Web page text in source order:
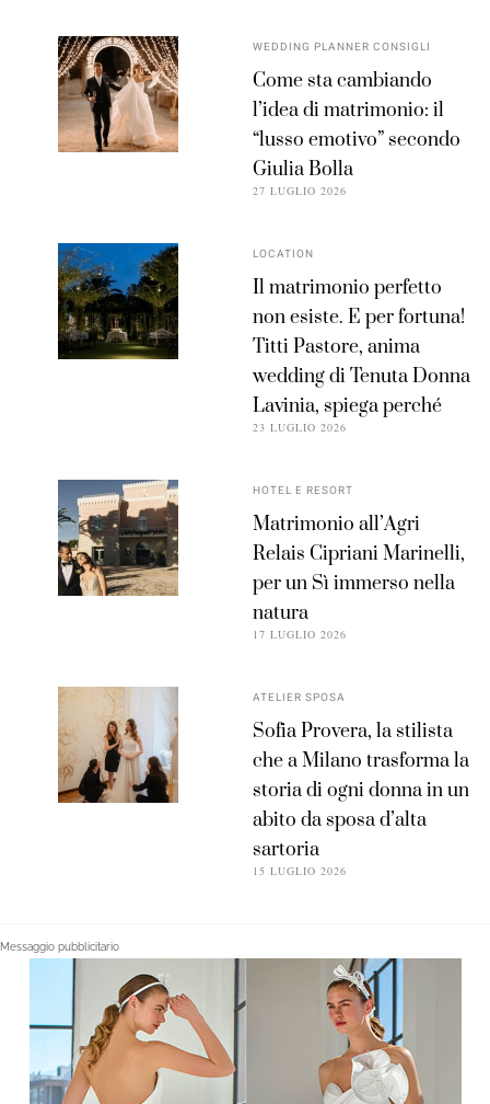
WEDDING PLANNER CONSIGLI
Come sta cambiando
l’idea di matrimonio: il
“lusso emotivo” secondo
Giulia Bolla
27 LUGLIO 2026
LOCATION
Il matrimonio perfetto
non esiste. E per fortuna!
Titti Pastore, anima
wedding di Tenuta Donna
Lavinia, spiega perché
23 LUGLIO 2026
HOTEL E RESORT
Matrimonio all’Agri
Relais Cipriani Marinelli,
per un Sì immerso nella
natura
17 LUGLIO 2026
ATELIER SPOSA
Sofia Provera, la stilista
che a Milano trasforma la
storia di ogni donna in un
abito da sposa d’alta
sartoria
15 LUGLIO 2026
Messaggio pubblicitario